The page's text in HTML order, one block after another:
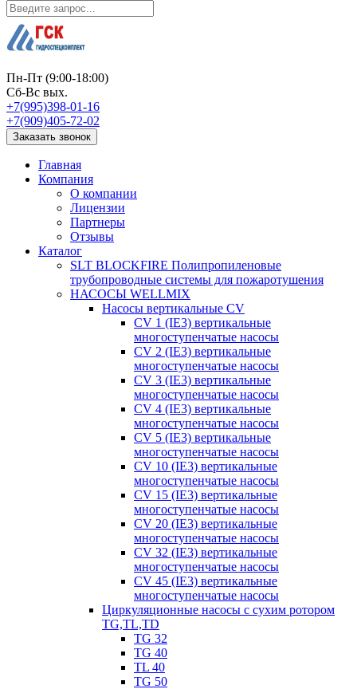
Пн-Пт (9:00-18:00)
Сб-Вс вых.
+7(995)398-01-16
+7(909)405-72-02
Заказать звонок
Главная
Компания
О компании
Лицензии
Партнеры
Отзывы
Каталог
SLT BLOCKFIRE Полипропиленовые
трубопроводные системы для пожаротушения
НАСОСЫ WELLMIX
Насосы вертикальные CV
CV 1 (IE3) вертикальные
многоступенчатые насосы
CV 2 (IE3) вертикальные
многоступенчатые насосы
CV 3 (IE3) вертикальные
многоступенчатые насосы
CV 4 (IE3) вертикальные
многоступенчатые насосы
CV 5 (IE3) вертикальные
многоступенчатые насосы
CV 10 (IE3) вертикальные
многоступенчатые насосы
CV 15 (IE3) вертикальные
многоступенчатые насосы
CV 20 (IE3) вертикальные
многоступенчатые насосы
CV 32 (IE3) вертикальные
многоступенчатые насосы
CV 45 (IE3) вертикальные
многоступенчатые насосы
Циркуляционные насосы с сухим ротором
TG,TL,TD
TG 32
TG 40
TL 40
TG 50